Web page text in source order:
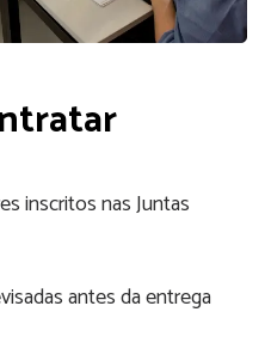
inscritos nas Juntas
antes da entrega